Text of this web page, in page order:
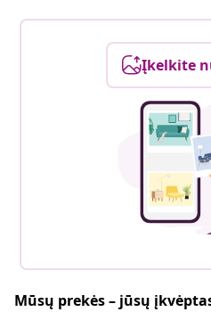
Įkelkite
Mūsų prekės – jūsų